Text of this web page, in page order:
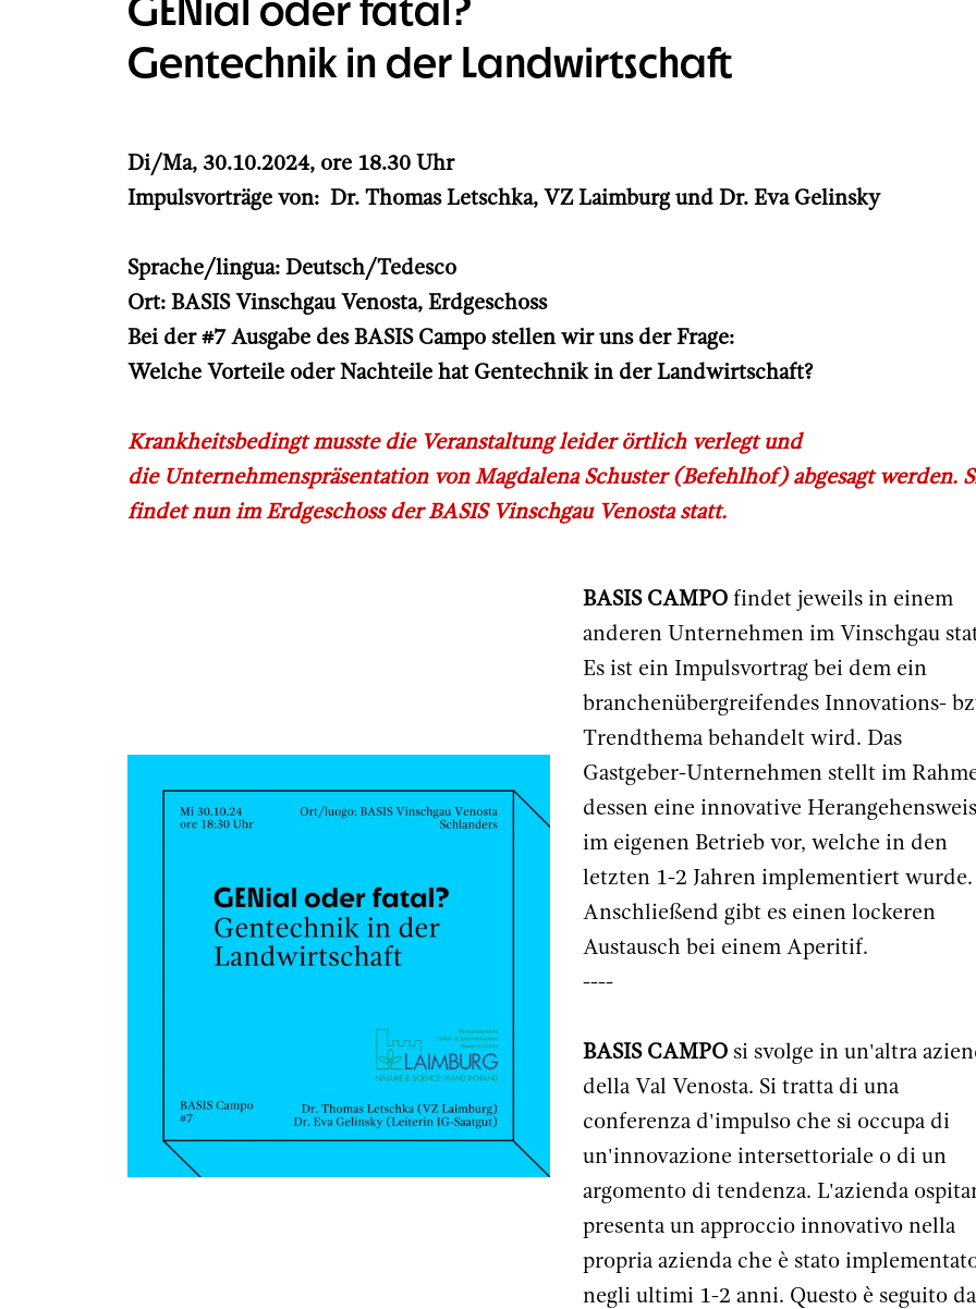
Gentechnik in der Landwirtschaft
Di/Ma, 30.10.2024, ore 18.30 Uhr
Impulsvorträge von: Dr. Thomas Letschka, VZ Laimburg und Dr. Eva Gelinsky
Sprache/lingua: Deutsch/Tedesco
Ort: BASIS Vinschgau Venosta, Erdgeschoss
Bei der #7 Ausgabe des BASIS Campo stellen wir uns der Frage:
Welche Vorteile oder Nachteile hat Gentechnik in der Landwirtschaft?
Krankheitsbedingt musste die Veranstaltung leider örtlich verlegt und
die Unternehmenspräsentation von Magdalena Schuster (Befehlhof) abgesagt werden.
findet nun im Erdgeschoss der BASIS Vinschgau Venosta statt.
BASIS CAMPO findet jeweils in einem
anderen Unternehmen im Vinschgau
Es ist ein Impulsvortrag bei dem ein
branchenübergreifendes Innovations-
Trendthema behandelt wird. Das
Gastgeber-Unternehmen stellt im
dessen eine innovative
im eigenen Betrieb vor, welche in den
letzten 1-2 Jahren implementiert wurde.
Anschließend gibt es einen lockeren
Austausch bei einem Aperitif.
----
BASIS CAMPO si svolge in un'altra
della Val Venosta. Si tratta di una
conferenza d'impulso che si occupa di
un'innovazione intersettoriale o di un
argomento di tendenza. L'azienda
presenta un approccio innovativo nella
propria azienda che è stato
negli ultimi 1-2 anni. Questo è seguito da